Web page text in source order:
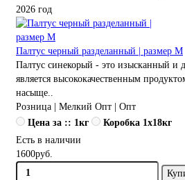
2026 год
Палтус черный разделанный | размер M
Палтус синекорый - это изысканный и
является высококачественным
насыще..
Розница | Мелкий Опт | Опт
Цена за :: 1кг
Коробка 1x18кг
Есть в наличии
1600руб.